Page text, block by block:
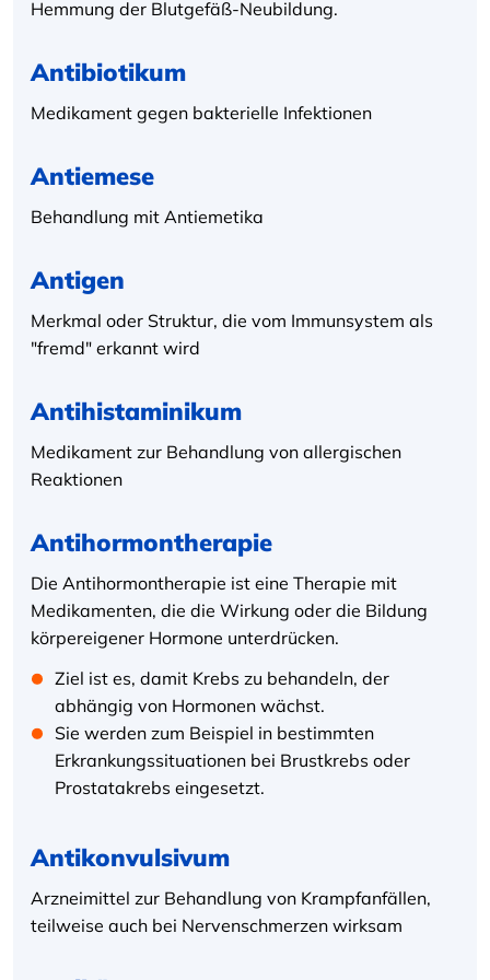
Hemmung der Blutgefäß-Neubildung.
Antibiotikum
Medikament gegen bakterielle Infektionen
Antiemese
Behandlung mit Antiemetika
Antigen
Merkmal oder Struktur, die vom Immunsystem als
"fremd" erkannt wird
Antihistaminikum
Medikament zur Behandlung von allergischen
Reaktionen
Antihormontherapie
Die Antihormontherapie ist eine Therapie mit
Medikamenten, die die Wirkung oder die Bildung
körpereigener Hormone unterdrücken.
Ziel ist es, damit Krebs zu behandeln, der
abhängig von Hormonen wächst.
Sie werden zum Beispiel in bestimmten
Erkrankungssituationen bei Brustkrebs oder
Prostatakrebs eingesetzt.
Antikonvulsivum
Arzneimittel zur Behandlung von Krampfanfällen,
teilweise auch bei Nervenschmerzen wirksam